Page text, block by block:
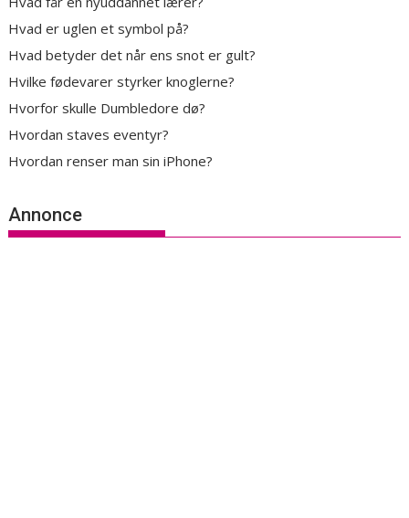
Hvad er uglen et symbol på?
Hvad betyder det når ens snot er gult?
Hvilke fødevarer styrker knoglerne?
Hvorfor skulle Dumbledore dø?
Hvordan staves eventyr?
Hvordan renser man sin iPhone?
Annonce